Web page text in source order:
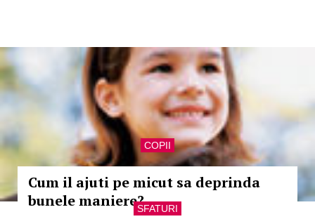
COPII
Cum il ajuti pe micut sa deprinda
bunele maniere?SFATURI